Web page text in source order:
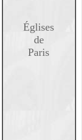
Églises
de
Paris